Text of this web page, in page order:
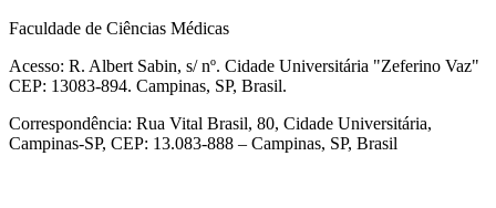
Faculdade de Ciências Médicas
Acesso: R. Albert Sabin, s/ nº. Cidade Universitária "Zeferino Vaz"
CEP: 13083-894. Campinas, SP, Brasil.
Correspondência: Rua Vital Brasil, 80, Cidade Universitária,
Campinas-SP, CEP: 13.083-888 – Campinas, SP, Brasil